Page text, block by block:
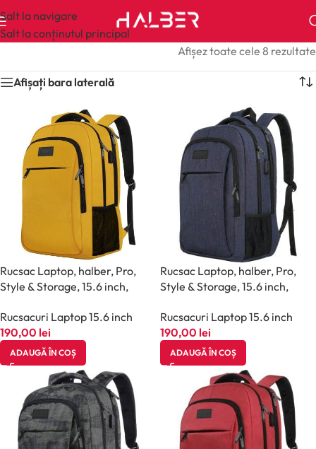
Salt la navigare
Salt la conținutul principal
Afișez toate cele 8 rezultate
Afișați bara laterală
Rucsac Laptop, halber, Pro,
Style & Storage, 15.6 inch,
Rucsacuri Laptop 15.6 inch
190,00 lei
ADAUGĂ ÎN COȘ
Rucsac Laptop, halber, Pro,
Style & Storage, 15.6 inch,
Rucsacuri Laptop 15.6 inch
190,00 lei
ADAUGĂ ÎN COȘ